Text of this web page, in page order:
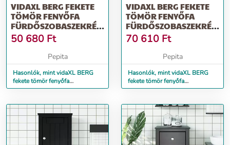
VIDAXL BERG FEKETE
TÖMÖR FENYŐFA
FÜRDŐSZOBASZEKRÉNY
40 X 34 X 110 CM
50 680 Ft
Pepita
Hasonlók, mint vidaXL BERG
fekete tömör fenyőfa
fürdőszobaszekrény 40 x 34 x
VIDAXL BERG FEKETE
TÖMÖR FENYŐFA
FÜRDŐSZOBASZEKRÉNY
69,5 X 34 X 110 CM
70 610 Ft
Pepita
Hasonlók, mint vidaXL BERG
fekete tömör fenyőfa
fürdőszobaszekrény 69,5 x 34 x